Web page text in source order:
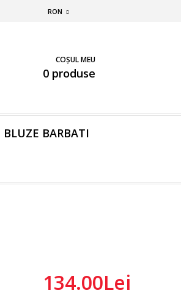
RON
COȘUL MEU
0 produse
BLUZE BARBATI
134.00Lei